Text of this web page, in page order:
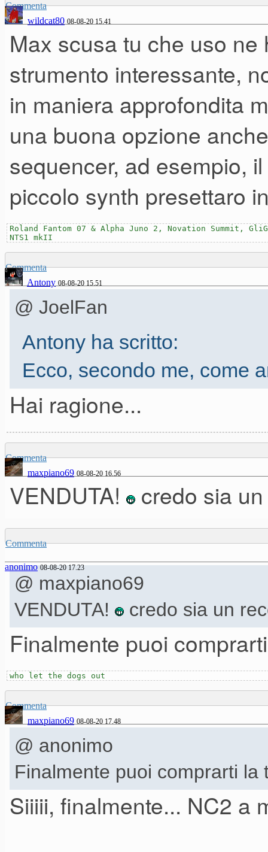
Commenta
wildcat80 08-08-20 15.41
Max scusa tu che uso
strumento interessante,
in maniera approfondita
una buona opzione
sequencer, ad esempio,
piccolo synth presettaro
Roland Fantom 07 & Alpha Juno 2, Novation Summit,
NTS1 mkII
Commenta
Antony 08-08-20 15.51
@ JoelFan
Antony ha scritto:
Ecco, secondo me, come
Korg Microstation:
Korg Microstation €. 290
Attento Antony che il
Hai ragione...
Commenta
maxpiano69 08-08-20 16.56
VENDUTA! credo sia
Commenta
anonimo 08-08-20 17.23
@ maxpiano69
VENDUTA!
credo sia un
Finalmente puoi
who let the dogs out
Commenta
maxpiano69 08-08-20 17.48
@ anonimo
Finalmente puoi comprarti
Siiiii, finalmente... NC2 a